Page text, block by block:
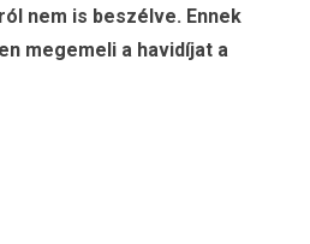
nem is beszélve. Ennek
megemeli a havidíjat a